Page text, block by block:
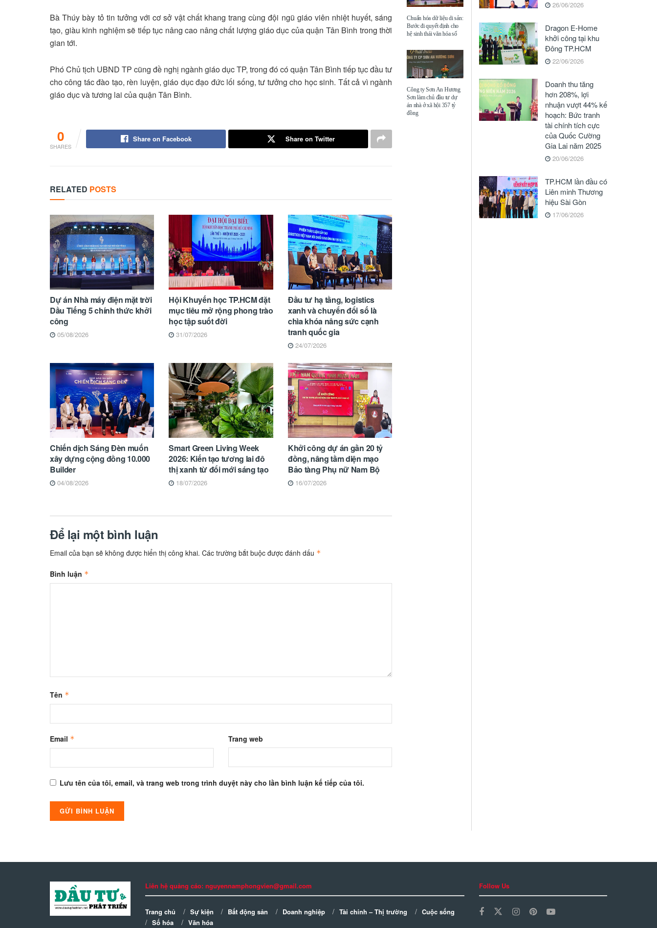
Bà Thúy bày tỏ tin tưởng với cơ sở vật chất khang trang cùng đội ngũ giáo viên nhiệt huyết, sáng
tạo, giàu kinh nghiệm sẽ tiếp tục nâng cao nâng chất lượng giáo dục của quận Tân Bình trong thời
gian tới.
Phó Chủ tịch UBND TP cũng đề nghị ngành giáo dục TP, trong đó có quận Tân Bình tiếp tục đầu tư
cho công tác đào tạo, rèn luyện, giáo dục đạo đức lối sống, tư tưởng cho học sinh. Tất cả vì ngành
giáo dục và tương lai của quận Tân Bình.
0
SHARES
Share on Facebook Share on Twitter
RELATED POSTS
Dự án Nhà máy điện mặt trời
Dầu Tiếng 5 chính thức khởi
công
05/08/2026
Hội Khuyến học TP.HCM đặt
mục tiêu mở rộng phong trào
học tập suốt đời
31/07/2026
Đầu tư hạ tầng, logistics
xanh và chuyển đổi số là
chìa khóa nâng sức cạnh
tranh quốc gia
24/07/2026
Chiến dịch Sáng Đèn muốn
xây dựng cộng đồng 10.000
Builder
04/08/2026
Smart Green Living Week
2026: Kiến tạo tương lai đô
thị xanh từ đổi mới sáng tạo
18/07/2026
Khởi công dự án gần 20 tỷ
đồng, nâng tầm diện mạo
Bảo tàng Phụ nữ Nam Bộ
16/07/2026
Để lại một bình luận
Email của bạn sẽ không được hiển thị công khai. Các trường bắt buộc được đánh dấu *
Bình luận *
Tên *
Email * Trang web
Lưu tên của tôi, email, và trang web trong trình duyệt này cho lần bình luận kế tiếp của tôi.
Chuẩn hóa dữ liệu di sản:
Bước đi quyết định cho
hệ sinh thái văn hóa số
Công ty Sơn An Hương
Sơn làm chủ đầu tư dự
án nhà ở xã hội 357 tỷ
đồng
26/06/2026
Dragon E-Home
khởi công tại khu
Đông TP.HCM
22/06/2026
Doanh thu tăng
hơn 208%, lợi
nhuận vượt 44% kế
hoạch: Bức tranh
tài chính tích cực
của Quốc Cường
Gia Lai năm 2025
20/06/2026
TP.HCM lần đầu có
Liên minh Thương
hiệu Sài Gòn
17/06/2026
Liên hệ quảng cáo: nguyennamphongvien@gmail.com
Trang chủ Sự kiện Bất động sản Doanh nghiệp Tài chính – Thị trường
Cuộc sống
Số hóa
Văn hóa
Follow Us